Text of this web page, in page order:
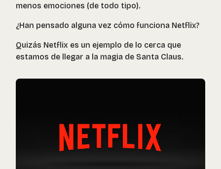
menos emociones (de todo tipo).
¿Han pensado alguna vez cómo funciona Netflix?
Quizás Netflix es un ejemplo de lo cerca que
estamos de llegar a la magia de Santa Claus.